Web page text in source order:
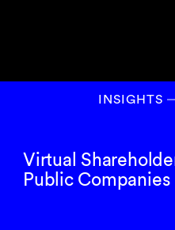
INSIGHTS
Virtual
Public